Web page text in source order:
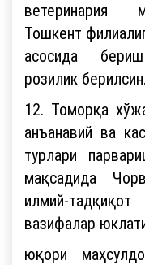
ветеринария
Тошкент
асосида
розилик берилсин.
12. Томорқа
анъанавий ва
турлари
мақсадида
илмий-
вазифалар
юқори